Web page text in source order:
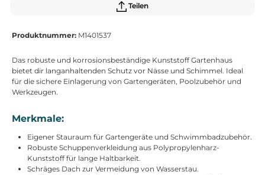
Teilen
Produktnummer: M1401537
Das robuste und korrosionsbeständige Kunststoff Gartenhaus
bietet dir langanhaltenden Schutz vor Nässe und Schimmel. Ideal
für die sichere Einlagerung von Gartengeräten, Poolzubehör und
Werkzeugen.
Merkmale:
Eigener Stauraum für Gartengeräte und Schwimmbadzubehör.
Robuste Schuppenverkleidung aus Polypropylenharz-
Kunststoff für lange Haltbarkeit.
Schräges Dach zur Vermeidung von Wasserstau.